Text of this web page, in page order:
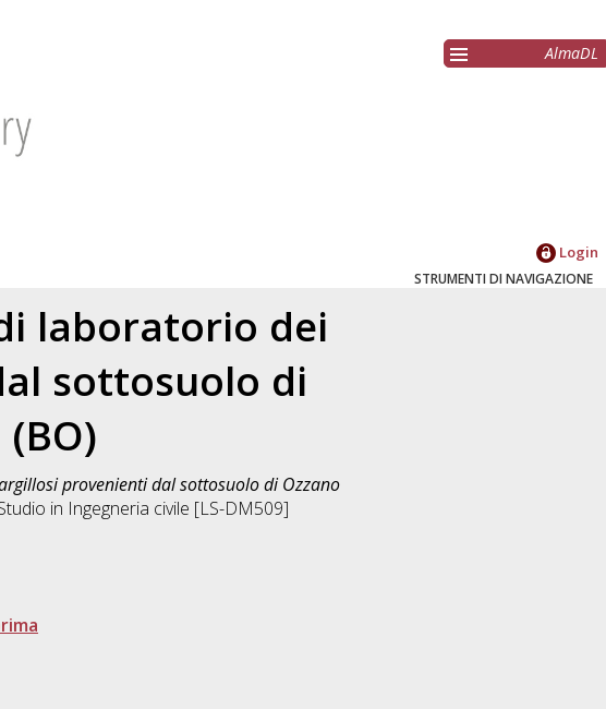
AlmaDL
Login
STRUMENTI DI NAVIGAZIONE
laboratorio dei
sottosuolo di
provenienti dal sottosuolo di Ozzano
in Ingegneria civile [LS-DM509]